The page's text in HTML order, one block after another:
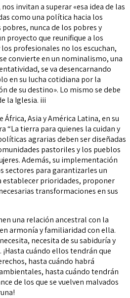
invitan a superar «esa idea de las
como una política hacia los
nunca de los pobres y
proyecto que reunifique a los
profesionales no los escuchan,
convierte en un nominalismo, una
se va desencarnando
en su lucha cotidiana por la
de su destino». Lo mismo se debe
la Iglesia. iii
Asia y América Latina, en su
“La tierra para quienes la cuidan y
agrarias deben ser diseñadas
pastoriles y los pueblos
Además, su implementación
sectores para garantizarles un
establecer prioridades, proponer
transformaciones en sus
una relación ancestral con la
armonía y familiaridad con ella.
necesita de su sabiduría y
¡Hasta cuándo ellos tendrán que
hasta cuándo habrá
hasta cuándo tendrán
de los que se vuelven malvados